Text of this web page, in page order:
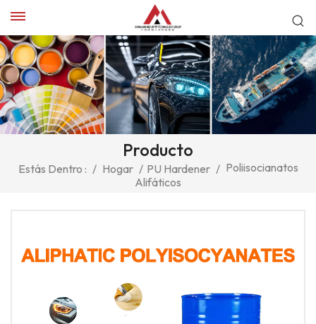
Producto
Estás Dentro : / Hogar / PU Hardener / Poliisocianatos
Alifáticos